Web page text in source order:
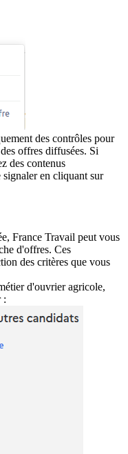
des contrôles pour
offres diffusées. Si
des contenus
en cliquant sur
France Travail peut vous
d'offres. Ces
des critères que vous
d'ouvrier agricole,
: